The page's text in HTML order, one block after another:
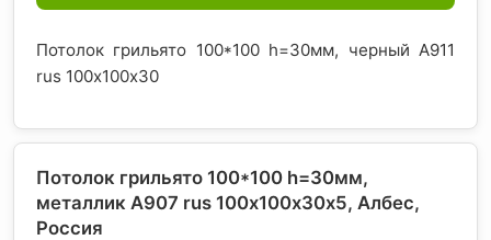
Потолок грильято 100*100 h=30мм, черный A911
rus 100х100х30
Потолок грильято 100*100 h=30мм,
металлик А907 rus 100х100х30х5, Албес,
Россия